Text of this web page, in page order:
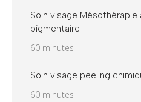
Soin visage
pigmentaire
60 minutes
Soin visage peeling
60 minutes